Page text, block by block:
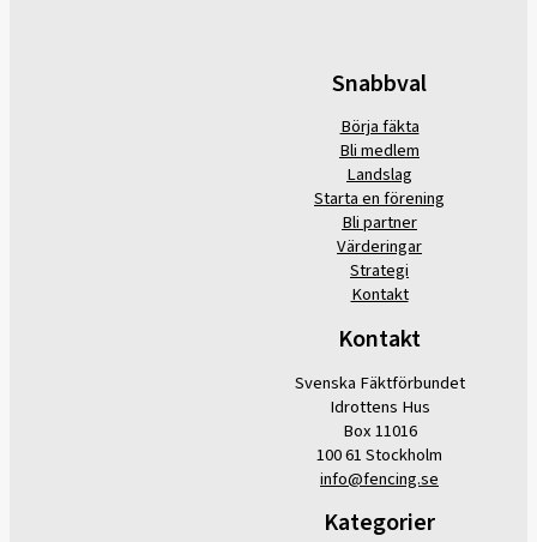
Snabbval
Börja fäkta
Bli medlem
Landslag
Starta en förening
Bli partner
Värderingar
Strategi
Kontakt
Kontakt
Svenska Fäktförbundet
Idrottens Hus
Box 11016
100 61 Stockholm
info@fencing.se
Kategorier